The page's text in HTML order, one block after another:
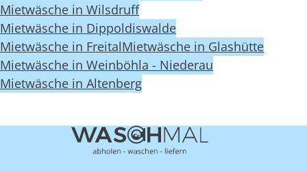
Mietwäsche in Wilsdruff
Mietwäsche in Dippoldiswalde
Mietwäsche in FreitalMietwäsche in Glashütte
Mietwäsche in Weinböhla - Niederau
Mietwäsche in Altenberg